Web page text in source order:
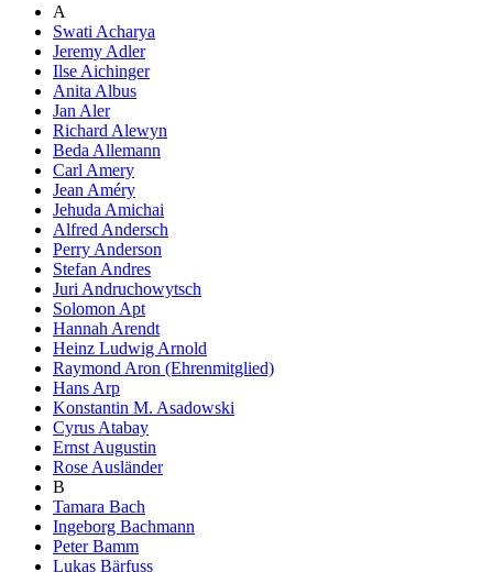
A
Swati Acharya
Jeremy Adler
Ilse Aichinger
Anita Albus
Jan Aler
Richard Alewyn
Beda Allemann
Carl Amery
Jean Améry
Jehuda Amichai
Alfred Andersch
Perry Anderson
Stefan Andres
Juri Andruchowytsch
Solomon Apt
Hannah Arendt
Heinz Ludwig Arnold
Raymond Aron (Ehrenmitglied)
Hans Arp
Konstantin M. Asadowski
Cyrus Atabay
Ernst Augustin
Rose Ausländer
B
Tamara Bach
Ingeborg Bachmann
Peter Bamm
Lukas Bärfuss